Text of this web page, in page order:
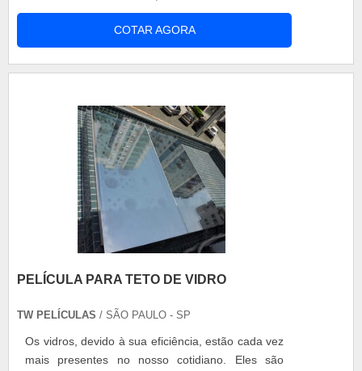
um sistema de refrigeração. Porém, determinadas
cargas só podem ser transportadas quando o baú
do caminhão possui um sistema de refrigeração.
COTAR AGORA
PELÍCULA PARA TETO DE VIDRO
TW PELÍCULAS / SÃO PAULO - SP
Os vidros, devido à sua eficiência, estão cada vez
mais presentes no nosso cotidiano. Eles são